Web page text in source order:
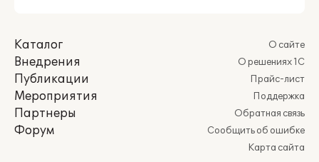
Каталог
Внедрения
Публикации
Мероприятия
Партнеры
Форум
О сайте
О решениях 1С
Прайс-лист
Поддержка
Обратная связь
Сообщить об ошибке
Карта сайта